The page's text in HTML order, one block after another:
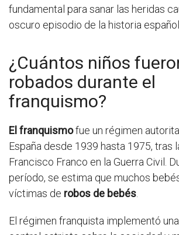
fundamental para sanar las heridas
oscuro episodio de la historia
¿Cuántos niños
robados durante el
franquismo?
El franquismofue un régimen
España desde 1939 hasta 1975, tras
Francisco Franco en la Guerra Civil.
período, se estima que muchos
víctimas de robos de bebés
El régimen franquista implementó